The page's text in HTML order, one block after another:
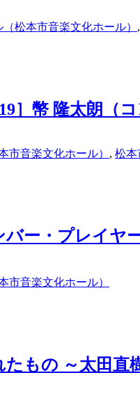
松本市音楽文化ホール） ,
］幣 隆太朗（
市音楽文化ホール） , 松本
ー・プレイヤ
市音楽文化ホール）
もの ～太田直